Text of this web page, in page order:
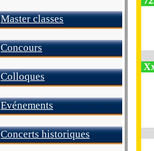
Master classes
Concours
Colloques
Evénements
Concerts historiques